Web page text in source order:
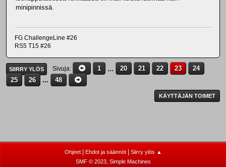
minipinnissä.
FG ChallengeLine #26
RS5 T15 #26
SIIRRY YLÖS Sivuja 1 ... 20 21 22 23
24
25
26 ... 48
KÄYTTÄJÄN TOIMET
Ohjeet| Ehdot ja säännöt|
Siirry ylös ▲
SMF © 2023, Simple Machines